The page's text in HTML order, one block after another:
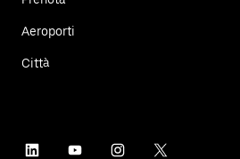
Aeroporti
Città